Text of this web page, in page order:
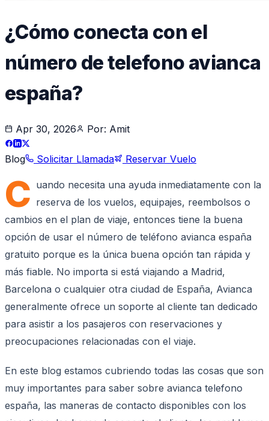
¿Cómo conecta con el
número de telefono avianca
españa?
Apr 30, 2026 Por: Amit
Blog Solicitar Llamada Reservar Vuelo
C uando necesita una ayuda inmediatamente con la
reserva de los vuelos, equipajes, reembolsos o
cambios en el plan de viaje, entonces tiene la buena
opción de usar el número de teléfono avianca españa
gratuito porque es la única buena opción tan rápida y
más fiable. No importa si está viajando a Madrid,
Barcelona o cualquier otra ciudad de España, Avianca
generalmente ofrece un soporte al cliente tan dedicado
para asistir a los pasajeros con reservaciones y
preocupaciones relacionadas con el viaje.
En este blog estamos cubriendo todas las cosas que son
muy importantes para saber sobre avianca telefono
españa, las maneras de contacto disponibles con los